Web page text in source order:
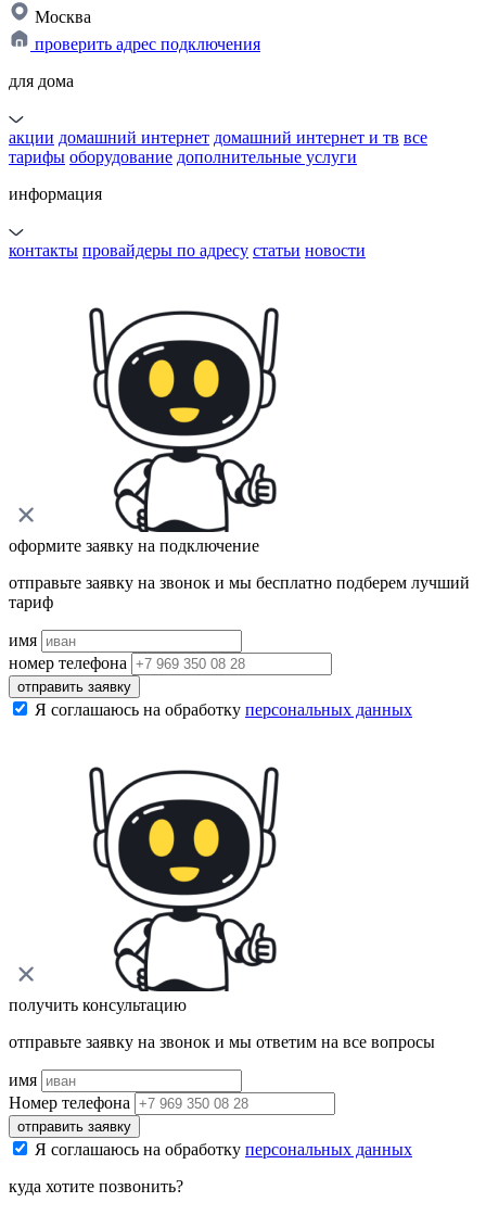
Москва
проверить адрес подключения
для дома
акции домашний интернет домашний интернет и тв все
тарифы оборудование дополнительные услуги
информация
контакты провайдеры по адресу статьи новости
оформите заявку на подключение
отправьте заявку на звонок и мы бесплатно подберем лучший
тариф
имя
номер телефона
отправить заявку
Я соглашаюсь на обработку персональных данных
получить консультацию
отправьте заявку на звонок и мы ответим на все вопросы
имя
Номер телефона
отправить заявку
Я соглашаюсь на обработку персональных данных
куда хотите позвонить?